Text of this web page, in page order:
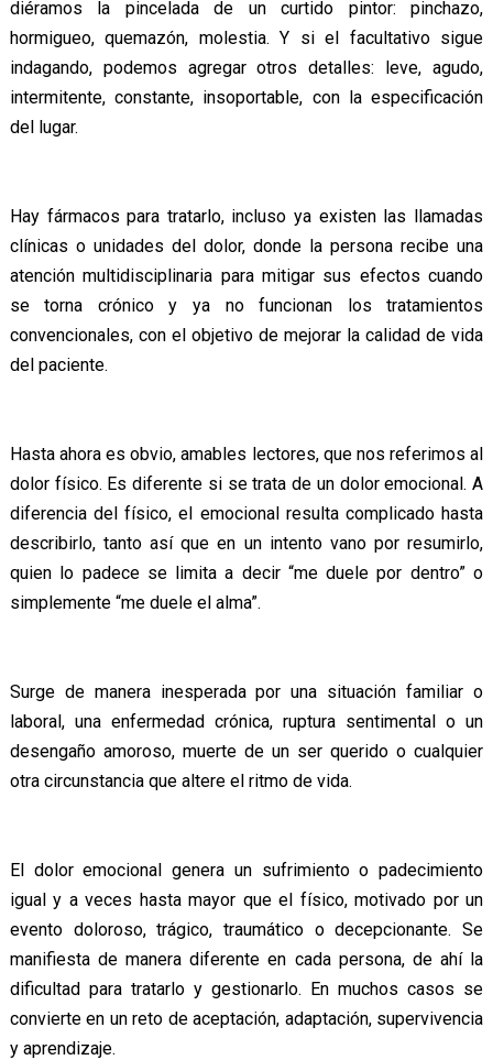
diéramos la pincelada de un curtido pintor: pinchazo,
hormigueo, quemazón, molestia. Y si el facultativo sigue
indagando, podemos agregar otros detalles: leve, agudo,
intermitente, constante, insoportable, con la especificación
del lugar.
Hay fármacos para tratarlo, incluso ya existen las llamadas
clínicas o unidades del dolor, donde la persona recibe una
atención multidisciplinaria para mitigar sus efectos cuando
se torna crónico y ya no funcionan los tratamientos
convencionales, con el objetivo de mejorar la calidad de vida
del paciente.
Hasta ahora es obvio, amables lectores, que nos referimos al
dolor físico. Es diferente si se trata de un dolor emocional. A
diferencia del físico, el emocional resulta complicado hasta
describirlo, tanto así que en un intento vano por resumirlo,
quien lo padece se limita a decir “me duele por dentro” o
simplemente “me duele el alma”.
Surge de manera inesperada por una situación familiar o
laboral, una enfermedad crónica, ruptura sentimental o un
desengaño amoroso, muerte de un ser querido o cualquier
otra circunstancia que altere el ritmo de vida.
El dolor emocional genera un sufrimiento o padecimiento
igual y a veces hasta mayor que el físico, motivado por un
evento doloroso, trágico, traumático o decepcionante. Se
manifiesta de manera diferente en cada persona, de ahí la
dificultad para tratarlo y gestionarlo. En muchos casos se
convierte en un reto de aceptación, adaptación, supervivencia
y aprendizaje.